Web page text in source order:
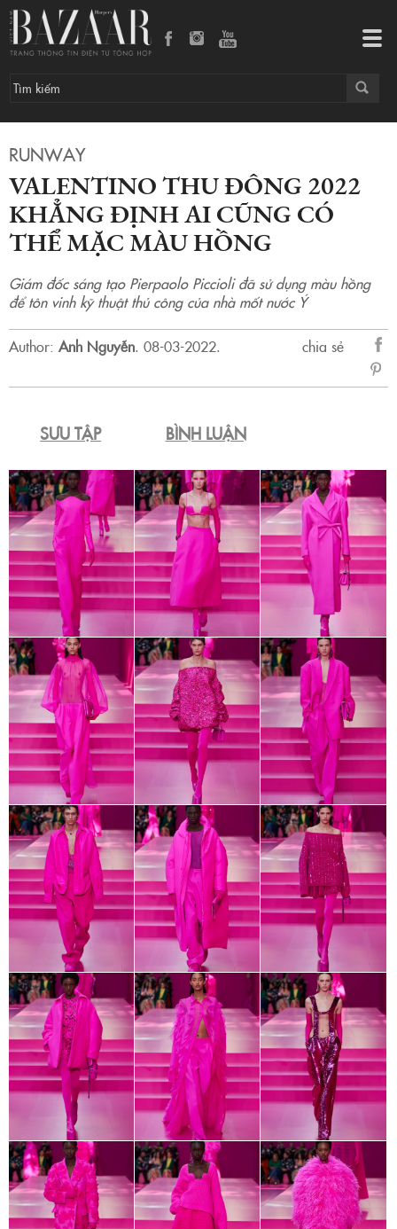
RUNWAY
VALENTINO THU ĐÔNG 2022
KHẲNG ĐỊNH AI CŨNG CÓ
THỂ MẶC MÀU HỒNG
Giám đốc sáng tạo Pierpaolo Piccioli đã sử dụng màu hồng
để tôn vinh kỹ thuật thủ công của nhà mốt nước Ý
Author: Anh Nguyễn. 08-03-2022.
chia sẻ
sẻ
SƯU TẬP BÌNH LUẬN